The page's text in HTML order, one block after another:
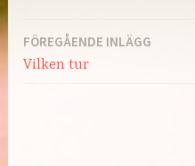
Inläggsnavigering
FÖREGÅENDE INLÄGG
Vilken tur